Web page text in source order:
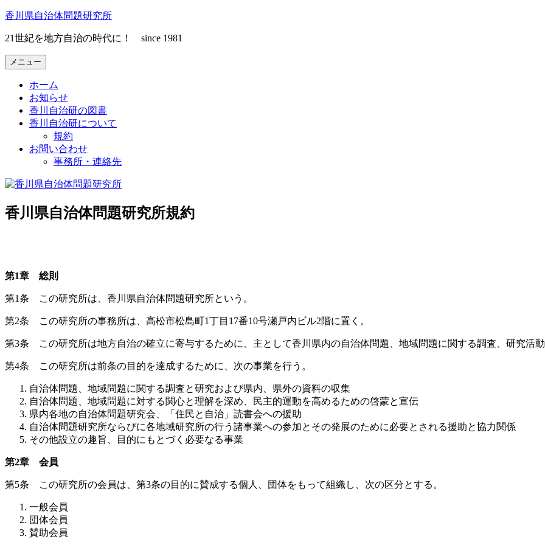
コ
テ
ン
ツ
香川県自治体問題研究所
21世紀を地方自治の時代に！ since 1981
メニュー
ホーム
お知らせ
香川自治研の図書
香川自治研について
規約
お問い合わせ
事務所・連絡先
香川県自治体問題研究所規約
第1章 総則
第1条 この研究所は、香川県自治体問題研究所という。
第2条 この研究所の事務所は、高松市松島町1丁目17番10号瀬戸内ビル2階に置く。
第3条 この研究所は地方自治の確立に寄与するために、主として香川県内の自治体問題、地域問題に関する調査、研究活動
第4条 この研究所は前条の目的を達成するために、次の事業を行う。
自治体問題、地域問題に関する調査と研究および県内、県外の資料の収集
自治体問題、地域問題に対する関心と理解を深め、民主的運動を高めるための啓蒙と宣伝
県内各地の自治体問題研究会、「住民と自治」読書会への援助
自治体問題研究所ならびに各地域研究所の行う諸事業への参加とその発展のために必要とされる援助と協力関係
その他設立の趣旨、目的にもとづく必要なる事業
第2章 会員
第5条 この研究所の会員は、第3条の目的に賛成する個人、団体をもって組織し、次の区分とする。
一般会員
団体会員
賛助会員